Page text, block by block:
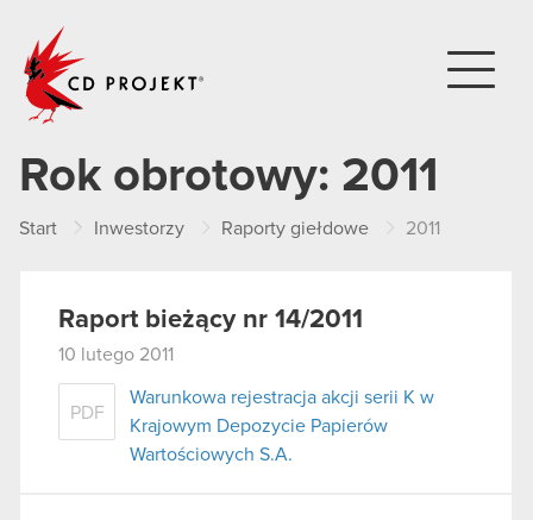
Rok obrotowy: 2011
Start Inwestorzy Raporty giełdowe 2011
Raport bieżący nr 14/2011
10 lutego 2011
PDF
Warunkowa rejestracja akcji serii K w
Krajowym Depozycie Papierów
Wartościowych S.A.